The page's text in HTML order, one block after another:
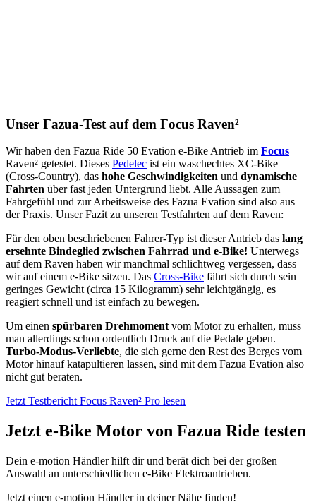
Unser Fazua-Test auf dem Focus Raven²
Wir haben den Fazua Ride 50 Evation e-Bike Antrieb im Focus
Raven² getestet. Dieses Pedelec ist ein waschechtes XC-Bike
(Cross-Country), das hohe Geschwindigkeiten und dynamische
Fahrten über fast jeden Untergrund liebt. Alle Aussagen zum
Fahrgefühl und zur Arbeitsweise des Fazua Evation sind also aus
der Praxis. Unser Fazit zu unseren Testfahrten auf dem Raven:
Für den oben beschriebenen Fahrer-Typ ist dieser Antrieb das lang
ersehnte Bindeglied zwischen Fahrrad und e-Bike! Unterwegs
auf dem Raven haben wir manchmal schlichtweg vergessen, dass
wir auf einem e-Bike sitzen. Das Cross-Bike fährt sich durch sein
geringes Gewicht (circa 15 Kilogramm) sehr leichtgängig, es
reagiert schnell und ist einfach zu bewegen.
Um einen spürbaren Drehmomentvom Motor zu erhalten, muss
man allerdings schon ordentlich Druck auf die Pedale geben.
Turbo-Modus-Verliebte, die sich gerne den Rest des Berges vom
Motor hinauf katapultieren lassen, sind mit dem Fazua Evation also
nicht gut beraten.
Jetzt Testbericht Focus Raven² Pro lesen
Jetzt e-Bike Motor von Fazua Ride testen
Dein e-motion Händler hilft dir und berät dich bei der großen
Auswahl an unterschiedlichen e-Bike Elektroantrieben.
Jetzt einen e-motion Händler in deiner Nähe finden!